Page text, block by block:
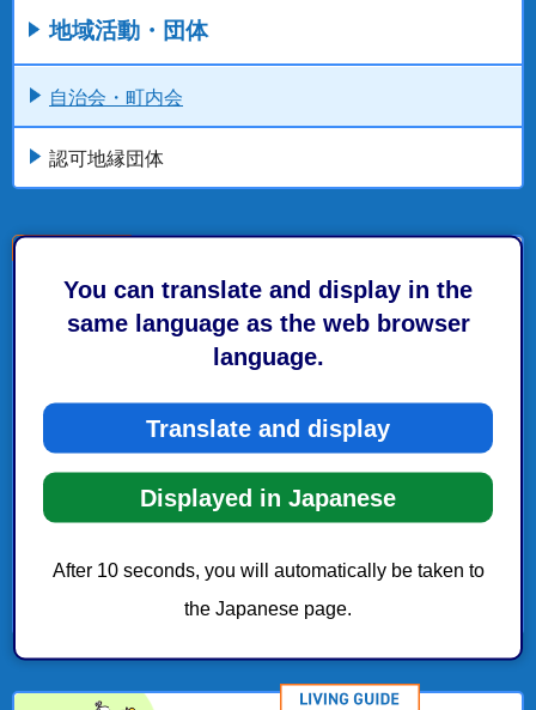
You can translate and display in the
same language as the web browser
language.
Translate and display
Displayed in Japanese
After 10 seconds, you will automatically be taken to
the Japanese page.
地域活動・団体
自治会・町内会
認可地縁団体
こちらの記事も読まれています。
自治会・町内会への加入のご案内
自治会DXサポートのご案内
自治会・町内会が活用できる市の事業